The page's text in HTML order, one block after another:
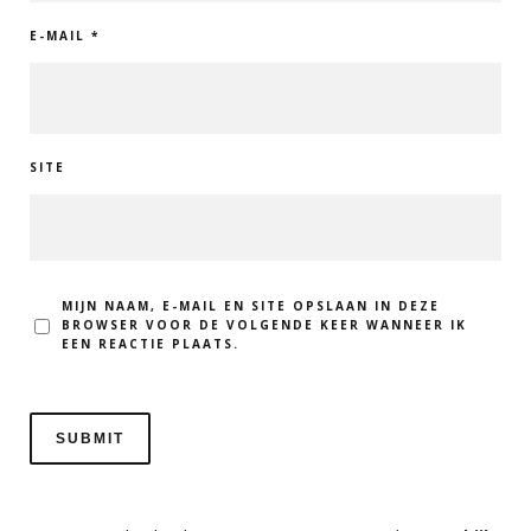
E-MAIL *
SITE
MIJN NAAM, E-MAIL EN SITE OPSLAAN IN DEZE
BROWSER VOOR DE VOLGENDE KEER WANNEER IK
EEN REACTIE PLAATS.